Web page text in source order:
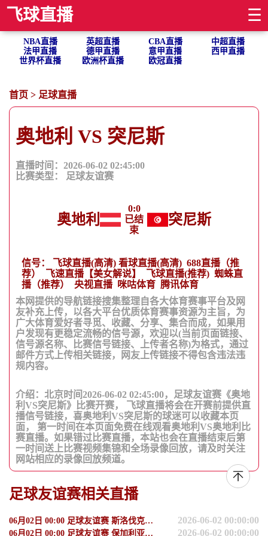
飞球直播 ☰
NBA直播 英超直播 CBA直播
中超直播
法甲直播
德甲直播 意甲直播
西甲直播
世界杯直播
欧洲杯直播 欧冠直播
首页 > 足球直播
奥地利 VS 突尼斯
直播时间：2026-06-02 02:45:00
比赛类型：
足球友谊赛
奥地利
0:0
已结
束
突尼斯
信号： 飞球直播(高清) 看球直播(高清) 688直播（推
荐）
飞速直播【美女解说】 飞球直播(推荐) 蜘蛛直
播（推荐）
央视直播 咪咕体育 腾讯体育
本网提供的导航链接搜集整理自各大体育赛事平台及网
友补充上传，以各大平台优质体育赛事资源为主旨，为
广大体育爱好者寻觅、收藏、分享、集合而成，如果用
户发现有更稳定流畅的信号源，欢迎以(当前页面链接、
信号源名称、比赛信号链接、上传者名称)为格式，通过
邮件方式上传相关链接，网友上传链接不得包含违法违
规内容。
介绍：北京时间2026-06-02 02:45:00，足球友谊赛《奥地
利VS突尼斯》比赛开赛， 飞球直播将会在开赛前提供直
播信号链接，喜奥地利VS突尼斯的球迷可以收藏本页
面， 第一时间在本页面免费在线观看奥地利VS奥地利比
赛直播。如果错过比赛直播，本站也会在直播结束后第
一时间送上比赛视频集锦和全场录像回放，请及时关注
网站相应的录像回放频道。
足球友谊赛相关直播
06月02日 00:00 足球友谊赛 斯洛伐克vs马耳他 2026-06-02 00:00:00
06月02日 00:00 足球友谊赛 保加利亚vs黑山 2026-06-02 00:00:00